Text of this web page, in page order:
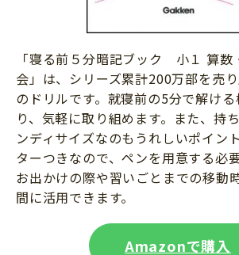
「寝る前５分暗記ブック 小１ 算数
会」は、シリーズ累計200万部を売
のドリルです。就寝前の5分で解け
り、気軽に取り組めます。また、持
ンディサイズなのもうれしいポイン
ターつきなので、ペンを用意する必
お出かけの際や習いごとまでの移動
間に活用できます。
Amazonで購入